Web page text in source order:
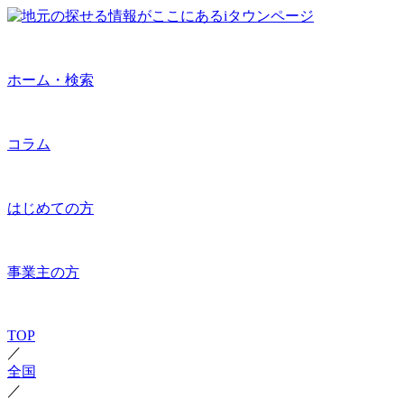
ホーム・検索
コラム
はじめての方
事業主の方
TOP
／
全国
／